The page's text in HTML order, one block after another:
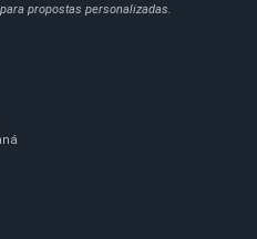
propostas personalizadas.